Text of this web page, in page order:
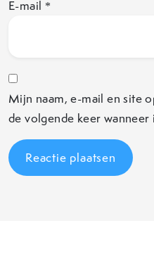
E-mail *
Mijn naam, e-mail en site
de volgende keer wanneer